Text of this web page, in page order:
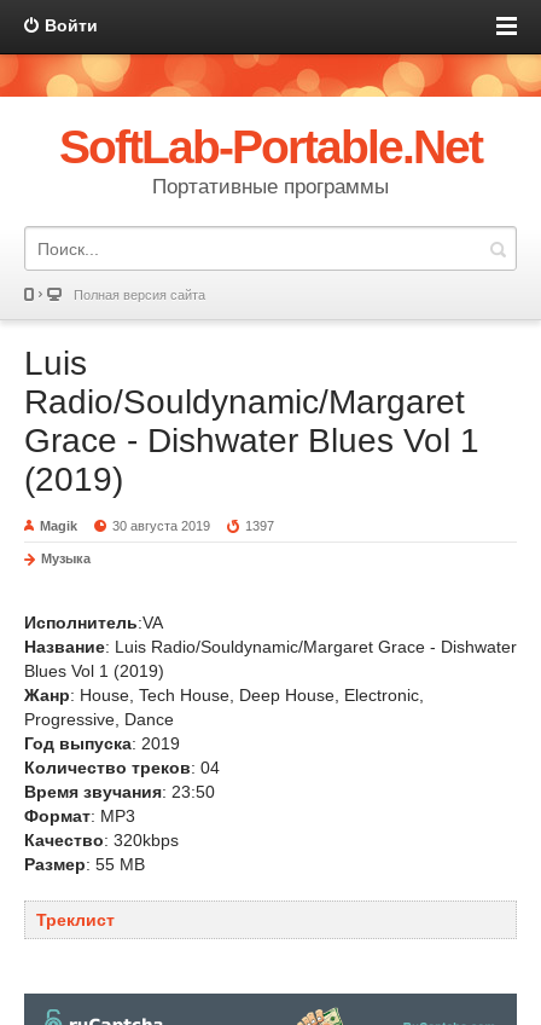
Войти
SoftLab-Portable.Net
Портативные программы
Полная версия сайта
Luis
Radio/Souldynamic/Margaret
Grace - Dishwater Blues Vol 1
(2019)
Magik 30 августа 2019 1397
Музыка
Исполнитель:VA
Название: Luis Radio/Souldynamic/Margaret Grace - Dishwater
Blues Vol 1 (2019)
Жанр: House, Tech House, Deep House, Electronic,
Progressive, Dance
Год выпуска: 2019
Количество треков: 04
Время звучания: 23:50
Формат: MP3
Качество: 320kbps
Размер: 55 MB
Треклист